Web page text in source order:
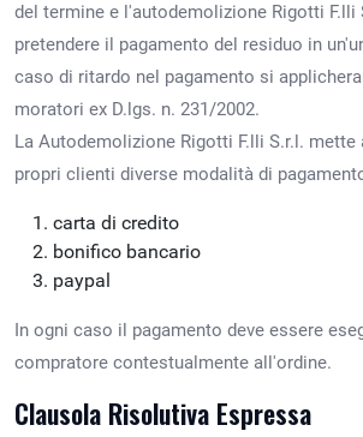
del termine e l'autodemolizione Rigotti F.lli
pretendere il pagamento del residuo in
caso di ritardo nel pagamento si
moratori ex D.lgs. n. 231/2002.
La Autodemolizione Rigotti F.lli S.r.l. mette
propri clienti diverse modalità di
carta di credito
bonifico bancario
paypal
In ogni caso il pagamento deve essere
compratore contestualmente all'ordine.
Clausola Risolutiva Espressa